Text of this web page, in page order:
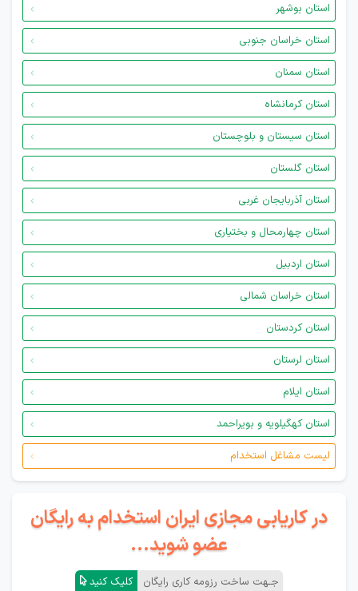
استان بوشهر
استان خراسان جنوبی
استان سمنان
استان کرمانشاه
استان سیستان و بلوچستان
استان گلستان
استان آذربایجان غربی
استان چهارمحال و بختیاری
استان اردبیل
استان خراسان شمالی
استان کردستان
استان لرستان
استان ایلام
استان کهگیلویه و بویراحمد
لیست مشاغل استخدام
در کاریابی مجازی ایران استخدام به رایگان
عضو شوید...
جـهت ساخت رزومه کاری رایگان کلیک کنید